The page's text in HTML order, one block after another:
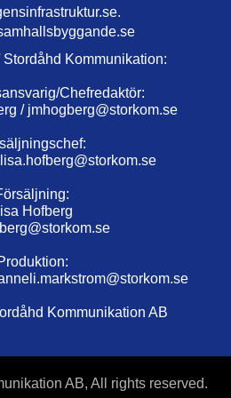
Kommunikation:
Chefredaktör:
/ jmhogberg@storkom.se
lisa.hofberg@storkom.se
Hofberg
Kommunikation AB
AB, All rights reserved.